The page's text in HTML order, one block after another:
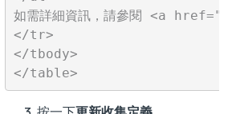
如需詳細資訊，請參閱 <a
</tr>
</tbody>